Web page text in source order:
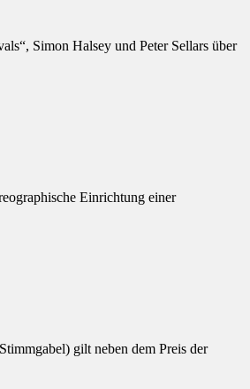
Simon Halsey und Peter Sellars über
Einrichtung einer
gilt neben dem Preis der